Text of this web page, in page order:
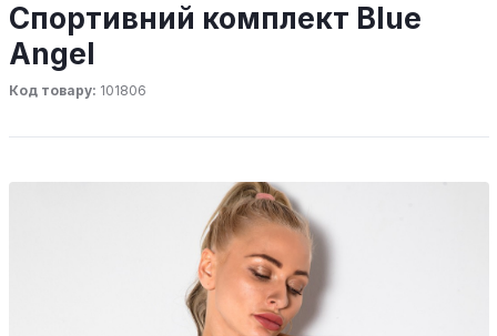
Спортивний комплект Blue
Angel
Код товару: 101806